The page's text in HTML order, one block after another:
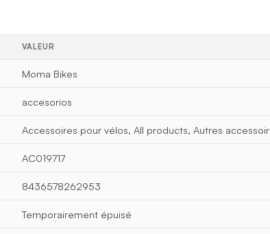
VALEUR
Moma Bikes
accesorios
Accessoires pour vélos, All products, Autres
AC019717
8436578262953
Temporairement épuisé